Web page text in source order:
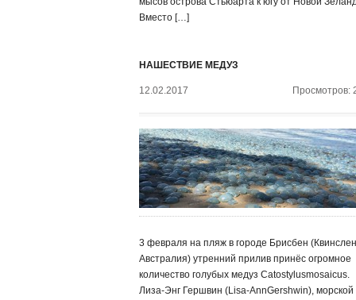
Вместо […]
НАШЕСТВИЕ МЕДУЗ
12.02.2017 Просмотров:
3 февраля на пляж в городе Брисбен
Австралия) утренний прилив принёс огромное
количество голубых медуз Catostylusmosaicus.
Лиза-Энг Гершвин (Lisa-AnnGershwin), морской